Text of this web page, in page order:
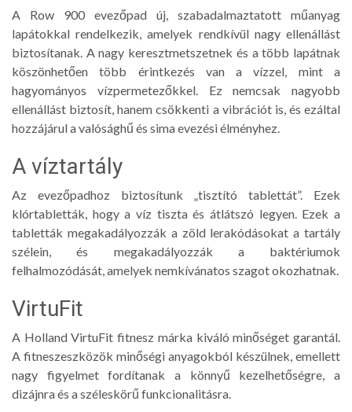
A Row 900 evezőpad új, szabadalmaztatott műanyag
lapátokkal rendelkezik, amelyek rendkívül nagy ellenállást
biztosítanak. A nagy keresztmetszetnek és a több lapátnak
köszönhetően több érintkezés van a vízzel, mint a
hagyományos vízpermetezőkkel. Ez nemcsak nagyobb
ellenállást biztosít, hanem csökkenti a vibrációt is, és ezáltal
hozzájárul a valósághű és sima evezési élményhez.
A víztartály
Az evezőpadhoz biztosítunk „tisztító tablettát”. Ezek
klórtabletták, hogy a víz tiszta és átlátszó legyen. Ezek a
tabletták megakadályozzák a zöld lerakódásokat a tartály
szélein, és megakadályozzák a baktériumok
felhalmozódását, amelyek nemkívánatos szagot okozhatnak.
VirtuFit
A Holland VirtuFit fitnesz márka kiváló minőséget garantál.
A fitneszeszközök minőségi anyagokból készülnek, emellett
nagy figyelmet fordítanak a könnyű kezelhetőségre, a
dizájnra és a széleskörű funkcionalitásra.